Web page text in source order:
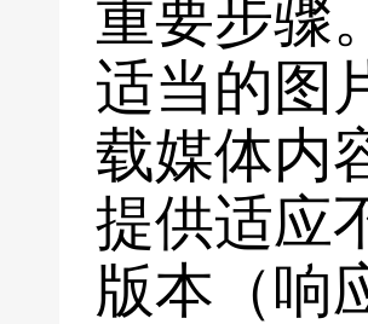
重要步骤
适当的图
载媒体内
提供适应
版本（响